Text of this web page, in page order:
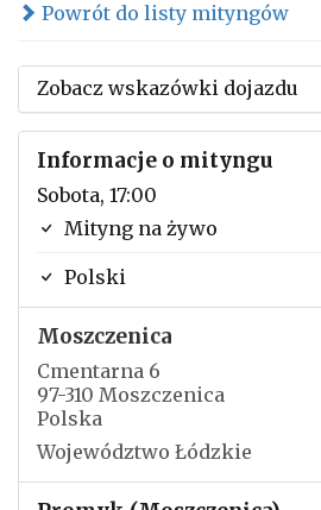
Powrót do listy mityngów
Zobacz wskazówki dojazdu
Informacje o mityngu
Sobota, 17:00
Mityng na żywo
Polski
Moszczenica
Cmentarna 6
97-310 Moszczenica
Polska
Województwo Łódzkie